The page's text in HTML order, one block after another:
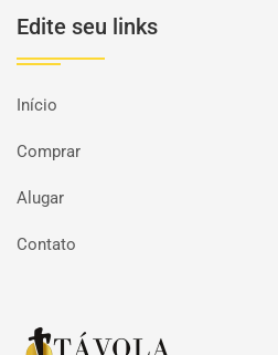
Edite seu links
Início
Comprar
Alugar
Contato
Página inicial